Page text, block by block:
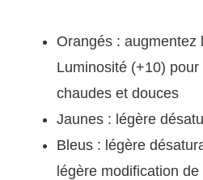
Orangés : augmentez
Luminosité (+10)
chaudes et douces
Jaunes : légère
Bleus : légère
légère modification